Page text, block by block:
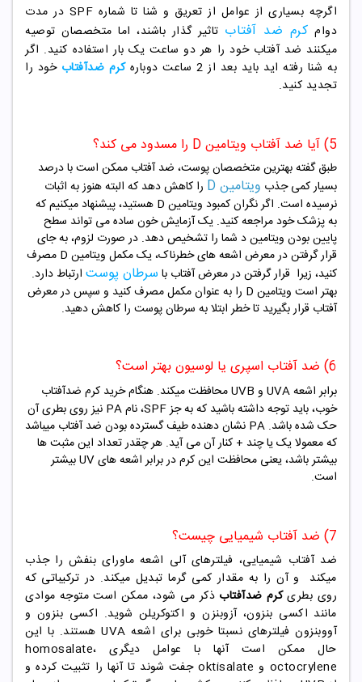
اگرچه بسیاری از عوامل از تعریق و شنا تا شماره SPF در مدت
دوام کرم ضد آفتاب تاثیر گذار باشند، اما متخصصان توصیه
میکنند ضد آفتاب خود را هر دو ساعت یک بار استفاده کنید. اگر
به شنا رفته اید باید بعد از 2 ساعت دوباره
کرم ضدآفتاب خود را
تجدید کنید.
5) آیا ضد آفتاب ویتامین D را مسدود می کند؟
طبق گفته بهترین متخصصان پوست، ضد آفتاب ممکن است با درصد
بسیار کمی جذب ویتامین D
را کاهش دهد که البته هنوز به اثبات
نرسیده است. اگر نگران کمبود ویتامین D هستید، پیشنهاد میکنیم که
به پزشک خود مراجعه کنید. یک آزمایش خون ساده می تواند سطح
پایین بودن ویتامین د شما را تشخیص دهد. در صورت لزوم، به جای
قرار گرفتن در معرض اشعه های خطرناک، یک مکمل ویتامین D مصرف
کنید، زیرا قرار گرفتن در معرض آفتاب با سرطان پوست ارتباط دارد.
بهتر است ویتامین D را به عنوان مکمل مصرف کنید و سپس در معرض
آفتاب قرار بگیرید تا خطر ابتلا به سرطان پوست را کاهش دهید.
6) ضد آفتاب اسپری یا لوسیون بهتر است؟
برابر اشعه UVA و UVB محافظت میکند. هنگام خرید کرم ضدآفتاب
خوب، باید توجه داشته باشید که به جز SPF، نام PA نیز روی بطری آن
حک شده باشد. PA نشان دهنده طیف گسترده بودن ضد آفتاب میباشد
که معمولا یک یا چند + کنار آن می آید. هر چقدر تعداد این مثبت ها
بیشتر باشد، یعنی محافظت این کرم در برابر اشعه های UV بیشتر
است.
7) ضد آفتاب شیمیایی چیست؟
ضد آفتاب شیمیایی، فیلترهای آلی اشعه ماورای بنفش را جذب
میکند و آن را به مقدار کمی گرما تبدیل میکند. در ترکیباتی که
روی بطریکرم ضدآفتاب ذکر می شود، ممکن است متوجه موادی
مانند اکسی بنزون، آزوبنزن و اکتوکریلن شوید. اکسی بنزون و
آووبنزون فیلترهای نسبتا خوبی برای اشعه UVA هستند. با این
حال ممکن است آنها با عوامل دیگری homosalate،
octocrylene و oktisalate جفت شوند تا آنها را تثبیت کرده و